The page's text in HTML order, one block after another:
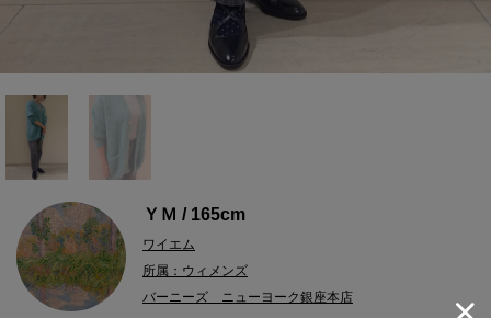
ＹＭ / 165cm
ワイエム
所属：ウィメンズ
バーニーズ ニューヨーク銀座本店